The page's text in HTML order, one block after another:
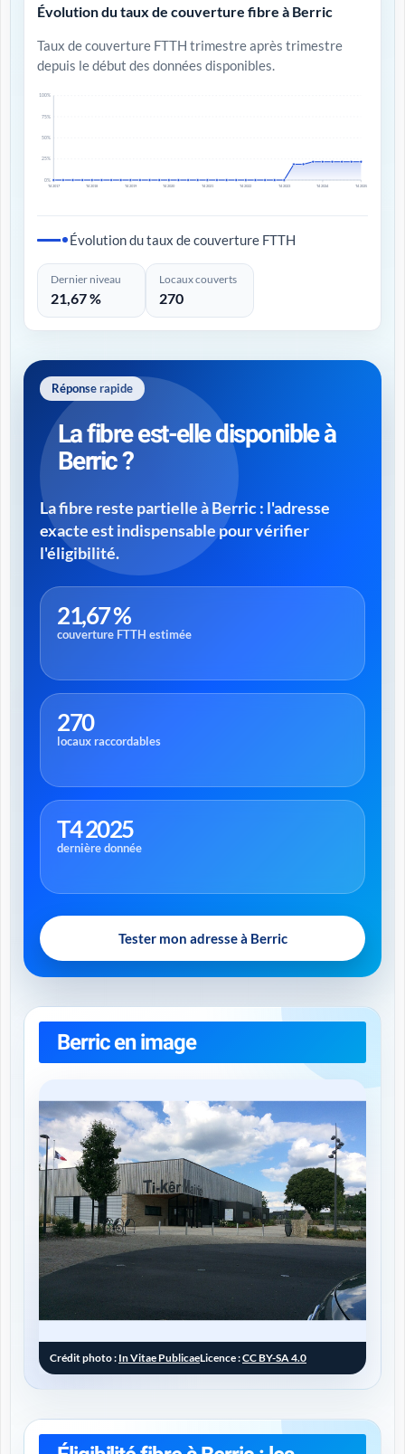
Évolution du taux de couverture fibre à Berric
Taux de couverture FTTH trimestre après trimestre
depuis le début des données disponibles.
0%
25%
50%
75%
100%
T4 2017 T4 2018 T4 2019 T4 2020 T4 2021 T4 2022 T4 2023 T4 2024 T4 2025
Évolution du taux de couverture FTTH
Dernier niveau
21,67 %
Locaux couverts
270
Réponse rapide
La fibre est-elle disponible à
Berric ?
La fibre reste partielle à Berric : l'adresse
exacte est indispensable pour vérifier
l'éligibilité.
21,67 %
couverture FTTH estimée
270
locaux raccordables
T4 2025
dernière donnée
Tester mon adresse à Berric
Berric en image
Crédit photo : In Vitae PublicaeLicence :CC BY-SA 4.0